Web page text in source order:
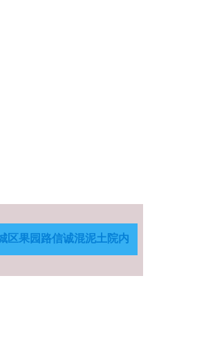
2627-9978
区果园路信诚混泥土院内